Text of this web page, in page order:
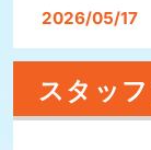
2026/05/17
スタッ